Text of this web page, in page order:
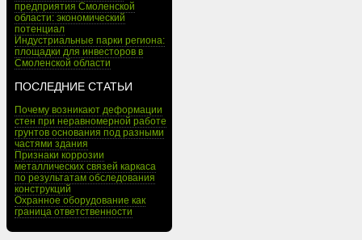
предприятия Смоленской
области: экономический
потенциал
Индустриальные парки региона:
площадки для инвесторов в
Смоленской области
ПОСЛЕДНИЕ СТАТЬИ
Почему возникают деформации
стен при неравномерной работе
грунтов основания под разными
частями здания
Признаки коррозии
металлических связей каркаса
по результатам обследования
конструкций
Охранное оборудование как
граница ответственности